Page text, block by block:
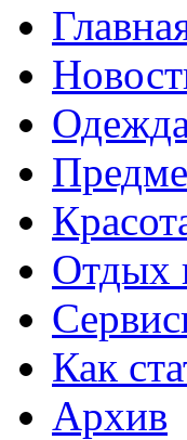
Отдых
Как
Архив